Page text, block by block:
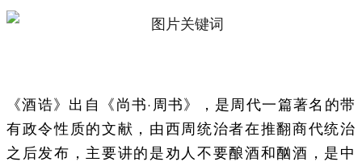
《酒诰》出自《尚书·周书》，是周代一篇著名的带
有政令性质的文献，由西周统治者在推翻商代统治
之后发布，主要讲的是劝人不要酿酒和酗酒，是中